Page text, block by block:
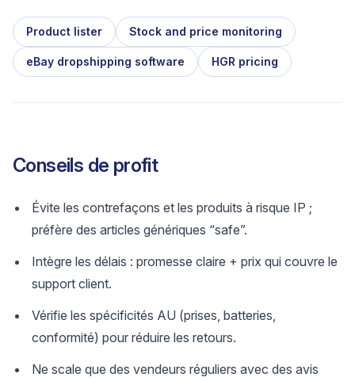
Product lister Stock and price monitoring
eBay dropshipping software HGR pricing
Conseils de profit
Évite les contrefaçons et les produits à risque IP ;
préfère des articles génériques “safe”.
Intègre les délais : promesse claire + prix qui couvre le
support client.
Vérifie les spécificités AU (prises, batteries,
conformité) pour réduire les retours.
Ne scale que des vendeurs réguliers avec des avis